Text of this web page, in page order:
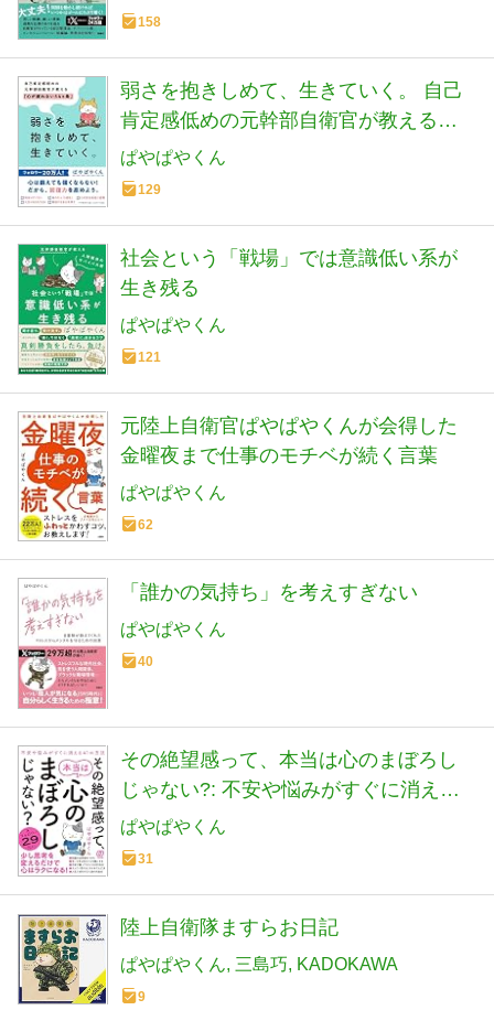
158
弱さを抱きしめて、生きていく。 自己
肯定感低めの元幹部自衛官が教える
「心が疲れない54カ条」
ぱやぱやくん
129
社会という「戦場」では意識低い系が
生き残る
ぱやぱやくん
121
元陸上自衛官ぱやぱやくんが会得した
金曜夜まで仕事のモチベが続く言葉
ぱやぱやくん
62
「誰かの気持ち」を考えすぎない
ぱやぱやくん
40
その絶望感って、本当は心のまぼろし
じゃない?: 不安や悩みがすぐに消える
41の方法
ぱやぱやくん
31
陸上自衛隊ますらお日記
ぱやぱやくん 三島巧 KADOKAWA
9